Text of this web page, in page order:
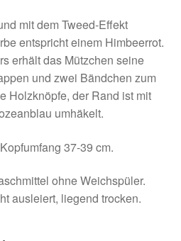
mit dem Tweed-Effekt
entspricht einem Himbeerrot.
erhält das Mützchen seine
und zwei Bändchen zum
Holzknöpfe, der Rand ist mit
umhäkelt.
37-39 cm.
ohne Weichspüler.
ausleiert, liegend trocken.